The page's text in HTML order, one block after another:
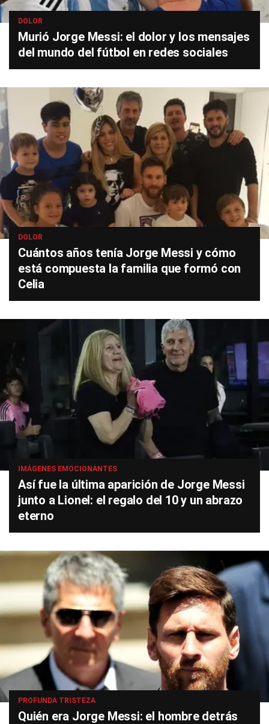
DOLOR
Murió Jorge Messi: el dolor y los mensajes
del mundo del fútbol en redes sociales
DOLOR
Cuántos años tenía Jorge Messi y cómo
está compuesta la familia que formó con
Celia
IMÁGENES EMOCIONANTES
Así fue la última aparición de Jorge Messi
junto a Lionel: el regalo del 10 y un abrazo
eterno
PROFUNDA TRISTEZA
Quién era Jorge Messi: el hombre detrás